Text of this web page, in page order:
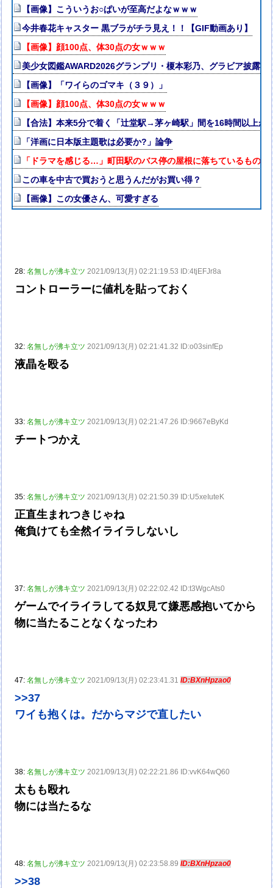
【画像】こういうお○ぱいが至高だよなｗｗｗ
今井春花キャスター 黒ブラがチラ見え！！【GIF動画あり】
【画像】顔100点、体30点の女ｗｗｗ
美少女図鑑AWARD2026グランプリ・榎本彩乃、グラビア披露！
【画像】「ワイらのゴマキ（３９）」
【画像】顔100点、体30点の女ｗｗｗ
【合法】本来5分で着く「辻堂駅→茅ヶ崎駅」間を16時間以上か
「洋画に日本版主題歌は必要か?」論争
「ドラマを感じる…」町田駅のバス停の屋根に落ちているもの
この車を中古で買おうと思うんだがお買い得？
【画像】この女優さん、可愛すぎる
28:名無しが沸キ立ツ 2021/09/13(月) 02:21:19.53 ID:4tjEFJr8a
コントローラーに値札を貼っておく
32:名無しが沸キ立ツ 2021/09/13(月) 02:21:41.32 ID:o03sinfEp
液晶を殴る
33:名無しが沸キ立ツ 2021/09/13(月) 02:21:47.26 ID:9667eByKd
チートつかえ
35:名無しが沸キ立ツ 2021/09/13(月) 02:21:50.39 ID:U5xeIuteK
正直生まれつきじゃね
俺負けても全然イライラしないし
37:名無しが沸キ立ツ 2021/09/13(月) 02:22:02.42 ID:t3WgcAts0
ゲームでイライラしてる奴見て嫌悪感抱いてから
物に当たることなくなったわ
47:名無しが沸キ立ツ 2021/09/13(月) 02:23:41.31ID:BXnHpzao0
>>37
ワイも抱くは。だからマジで直したい
38:名無しが沸キ立ツ 2021/09/13(月) 02:22:21.86 ID:vvK64wQ60
太もも殴れ
物には当たるな
48:名無しが沸キ立ツ 2021/09/13(月) 02:23:58.89ID:BXnHpzao0
>>38